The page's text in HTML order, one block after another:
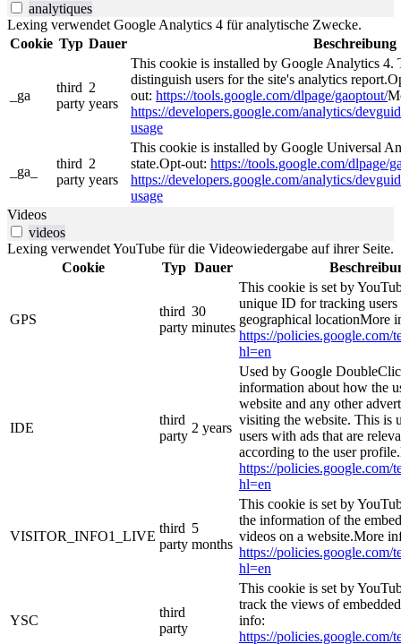
analytiques
Lexing verwendet Google Analytics 4 für analytische Zwecke.
Cookie Typ Dauer Beschreibung
_ga
third
party
2
years
This cookie is installed by Google Analytics 4.
distinguish users for the site's analytics
out: https://tools.google.com/dlpage/gaoptout/
https://developers.google.com/analytics/
usage
_ga_
third
party
2
years
This cookie is installed by Google Universal
state.Opt-out: https://tools.google.com/dlpage/
https://developers.google.com/analytics/
usage
Videos
videos
Lexing verwendet YouTube für die Videowiedergabe auf ihrer Seite.
Cookie
Typ Dauer
GPS
third
party
30
minutes
This cookie is set by
unique ID for tracking users
geographical locationMore
https://policies.google.com/
hl=en
IDE
third
party
2 years
Used by Google
information about how the
website and any other
visiting the website. This is
users with ads that are
according to the user
https://policies.google.com/
hl=en
VISITOR_INFO1_LIVE
third
party
5
months
This cookie is set by
the information of the
videos on a website.More
https://policies.google.com/
hl=en
YSC
third
party
This cookie is set by
track the views of
info:
https://policies.google.com/